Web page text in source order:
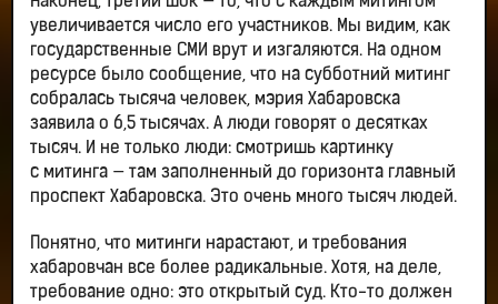
увеличивается число его участников. Мы видим, как
государственные СМИ врут и изгаляются. На одном
ресурсе было сообщение, что на субботний митинг
собралась тысяча человек, мэрия Хабаровска
заявила о 6,5 тысячах. А люди говорят о десятках
тысяч. И не только люди: смотришь картинку
с митинга — там заполненный до горизонта главный
проспект Хабаровска. Это очень много тысяч людей.
Понятно, что митинги нарастают, и требования
хабаровчан все более радикальные. Хотя, на деле,
требование одно: это открытый суд. Кто-то должен